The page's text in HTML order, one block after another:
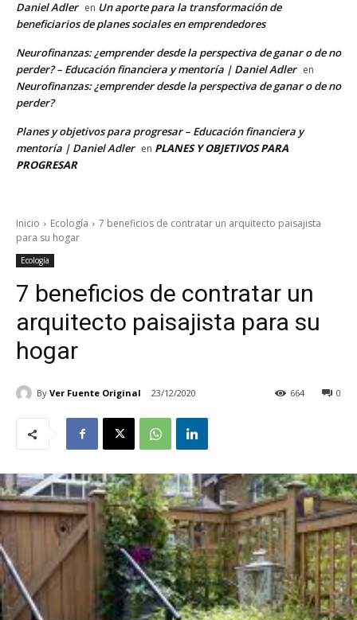
Daniel Adler en Un aporte para la transformación de
beneficiarios de planes sociales en emprendedores
Neurofinanzas: ¿emprender desde la perspectiva de ganar o de no
perder? – Educación financiera y mentoría | Daniel Adler en
Neurofinanzas: ¿emprender desde la perspectiva de ganar o de no
perder?
Planes y objetivos para progresar – Educación financiera y
mentoría | Daniel Adler en PLANES Y OBJETIVOS PARA
PROGRESAR